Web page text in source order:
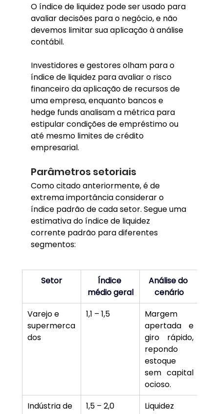
O índice de liquidez pode ser usado para
avaliar decisões para o negócio, e não
devemos limitar sua aplicação à análise
contábil.
Investidores e gestores olham para o
índice de liquidez para avaliar o risco
financeiro da aplicação de recursos de
uma empresa, enquanto bancos e
hedge funds analisam a métrica para
estipular condições de empréstimo ou
até mesmo limites de crédito
empresarial.
Parâmetros setoriais
Como citado anteriormente, é de
extrema importância considerar o
índice padrão de cada setor. Segue uma
estimativa do índice de liquidez
corrente padrão para diferentes
segmentos:
Setor
Índice
médio geral
Análise do
cenário
Varejo e
supermerca
dos
1,1 – 1,5
Margem
apertada e
giro rápido,
repondo
estoque
sem capital
ocioso.
Indústria de
1,5 – 2,0
Liquidez